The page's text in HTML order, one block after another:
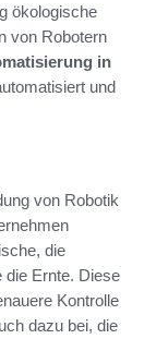
ökologische
von Robotern
in
und
von Robotik
die
die Ernte. Diese
Kontrolle
dazu bei, die